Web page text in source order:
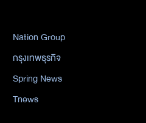
Nation Group
กรุงเทพธุรกิจ
Spring News
Tnews